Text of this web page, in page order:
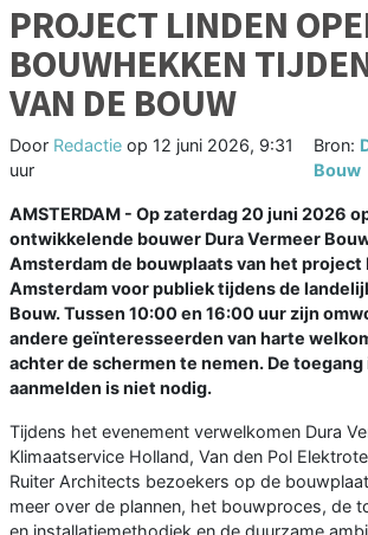
PROJECT LINDEN
BOUWHEKKEN
VAN DE BOUW
Door Redactie op 12 juni 2026, 9:31
uur
Bron:
Bouw
AMSTERDAM - Op zaterdag 20 juni 2026
ontwikkelende bouwer Dura Vermeer
Amsterdam de bouwplaats van het project
Amsterdam voor publiek tijdens de
Bouw. Tussen 10:00 en 16:00 uur zijn
andere geïnteresseerden van harte
achter de schermen te nemen. De toegang
aanmelden is niet nodig.
Tijdens het evenement verwelkomen Dura
Klimaatservice Holland, Van den Pol
Ruiter Architects bezoekers op de
meer over de plannen, het bouwproces, de
en installatiemethodiek en de duurzame